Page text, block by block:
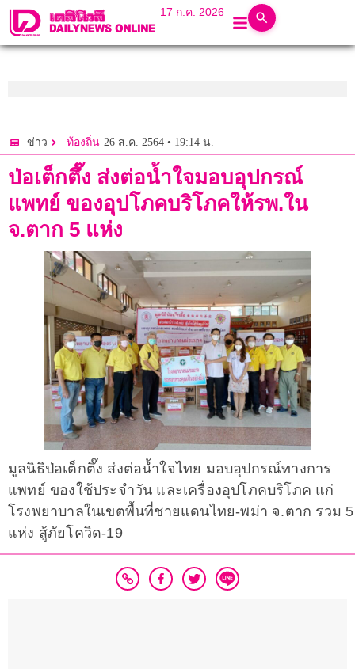
17 ก.ค. 2026
ข่าว ท้องถิ่น 26 ส.ค. 2564 • 19:14 น.
ป่อเต็กตึ๊ง ส่งต่อน้ำใจมอบอุปกรณ์
แพทย์ ของอุปโภคบริโภคให้รพ.ใน
จ.ตาก 5 แห่ง
มูลนิธิป่อเต็กตึ๊ง ส่งต่อน้ำใจไทย มอบอุปกรณ์ทางการ
แพทย์ ของใช้ประจำวัน และเครื่องอุปโภคบริโภค แก่
โรงพยาบาลในเขตพื้นที่ชายแดนไทย-พม่า จ.ตาก รวม 5
แห่ง สู้ภัยโควิด-19